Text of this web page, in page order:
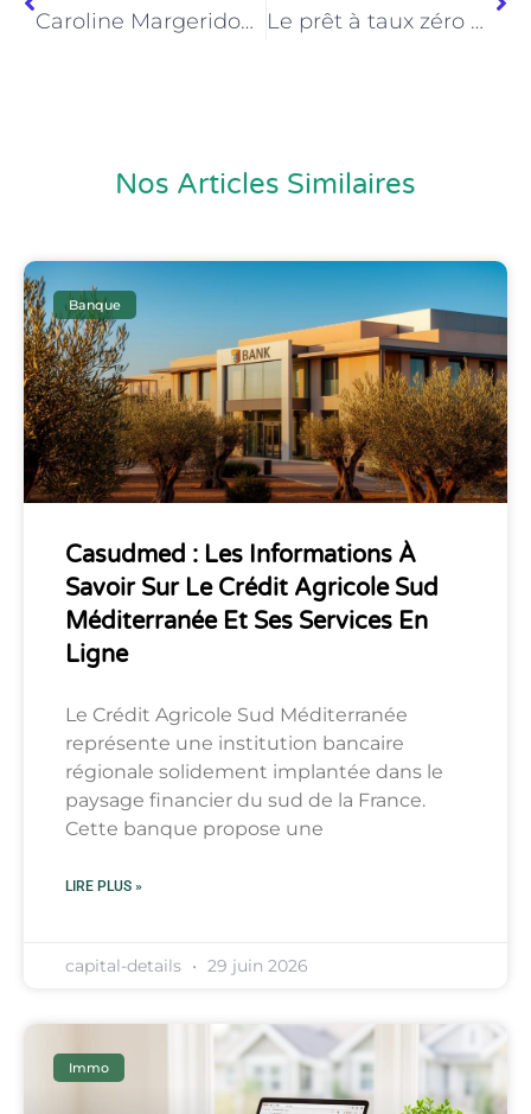
Caroline Margeridon : retour sur le parcours d’une femme d’affaires aux multiples succès Le prêt à taux zéro Banque Populaire : une solution pour financer votre achat immobilier
Nos Articles Similaires
Banque
Casudmed : Les Informations À
Savoir Sur Le Crédit Agricole Sud
Méditerranée Et Ses Services En
Ligne
Le Crédit Agricole Sud Méditerranée
représente une institution bancaire
régionale solidement implantée dans le
paysage financier du sud de la France.
Cette banque propose une
LIRE PLUS »
capital-details 29 juin 2026
Immo